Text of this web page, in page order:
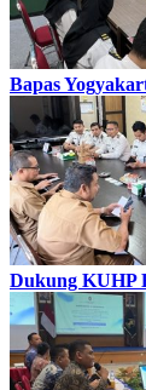
Bapas
Dukung KUHP